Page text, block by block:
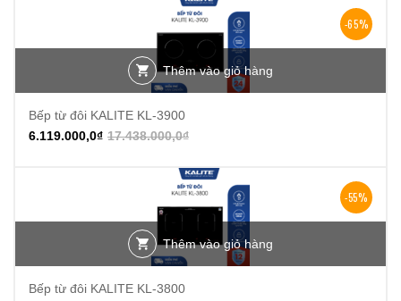
-65%
Thêm vào giỏ hàng
Bếp từ đôi KALITE KL-3900
17.438.000,0₫
6.119.000,0₫
-55%
Thêm vào giỏ hàng
Bếp từ đôi KALITE KL-3800